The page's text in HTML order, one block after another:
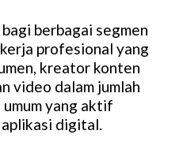
berbagai segmen
profesional yang
kreator konten
video dalam jumlah
umum yang aktif
digital.